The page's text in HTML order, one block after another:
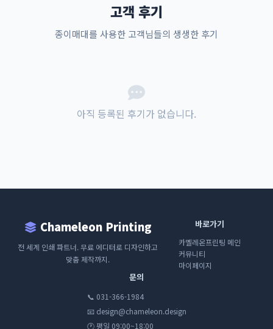
고객 후기
종이매대를 사용한 고객님들의 생생한 후기
아직 등록된 후기가 없습니다.
Chameleon Printing
전 세계 인쇄 파트너. 무료 에디터로 디자인하고
맞춤 제작까지.
바로가기
카멜레온프린팅 메인
커뮤니티
마이페이지
문의
📞 031-366-1984
📧 design@chameleon.design
🕐 평일 09:00~18:00